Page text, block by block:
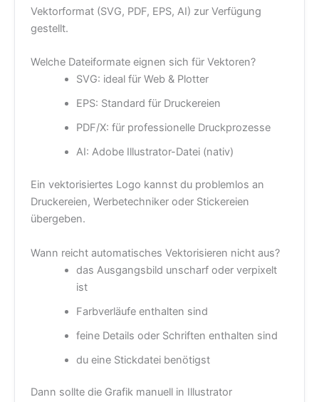
Vektorformat (SVG, PDF, EPS, AI) zur Verfügung
gestellt.
Welche Dateiformate eignen sich für Vektoren?
SVG: ideal für Web & Plotter
EPS: Standard für Druckereien
PDF/X: für professionelle Druckprozesse
AI: Adobe Illustrator-Datei (nativ)
Ein vektorisiertes Logo kannst du problemlos an
Druckereien, Werbetechniker oder Stickereien
übergeben.
Wann reicht automatisches Vektorisieren nicht aus?
das Ausgangsbild unscharf oder verpixelt
ist
Farbverläufe enthalten sind
feine Details oder Schriften enthalten sind
du eine Stickdatei benötigst
Dann sollte die Grafik manuell in Illustrator